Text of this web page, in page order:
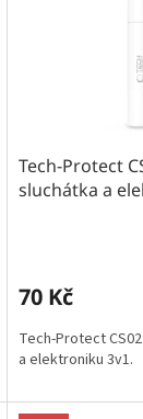
Tech-Protect
sluchátka a
70 Kč
Tech-Protect
a elektroniku 3v1.